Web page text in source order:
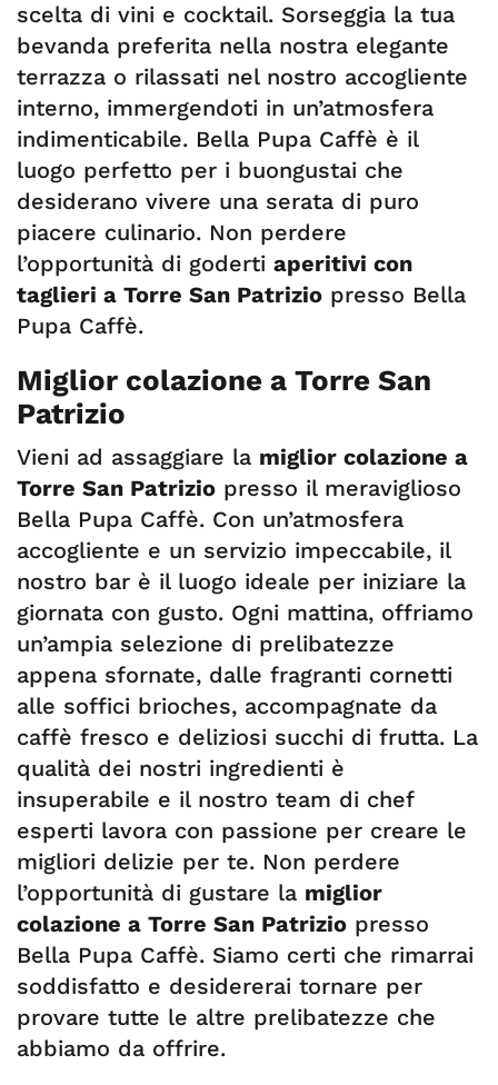
scelta di vini e cocktail. Sorseggia la tua
bevanda preferita nella nostra elegante
terrazza o rilassati nel nostro accogliente
interno, immergendoti in un’atmosfera
indimenticabile. Bella Pupa Caffè è il
luogo perfetto per i buongustai che
desiderano vivere una serata di puro
piacere culinario. Non perdere
l’opportunità di goderti aperitivi con
taglieri a Torre San Patrizio presso Bella
Pupa Caffè.
Miglior colazione a Torre San
Patrizio
Vieni ad assaggiare la miglior colazione a
Torre San Patrizio presso il meraviglioso
Bella Pupa Caffè. Con un’atmosfera
accogliente e un servizio impeccabile, il
nostro bar è il luogo ideale per iniziare la
giornata con gusto. Ogni mattina, offriamo
un’ampia selezione di prelibatezze
appena sfornate, dalle fragranti cornetti
alle soffici brioches, accompagnate da
caffè fresco e deliziosi succhi di frutta. La
qualità dei nostri ingredienti è
insuperabile e il nostro team di chef
esperti lavora con passione per creare le
migliori delizie per te. Non perdere
l’opportunità di gustare la miglior
colazione a Torre San Patrizio presso
Bella Pupa Caffè. Siamo certi che rimarrai
soddisfatto e desidererai tornare per
provare tutte le altre prelibatezze che
abbiamo da offrire.